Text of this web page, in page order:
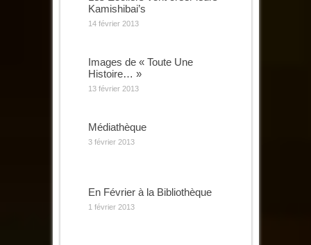
Kamishibai’s
14 février 2013
Images de « Toute Une
Histoire… »
13 février 2013
Médiathèque
3 février 2013
En Février à la Bibliothèque
1 février 2013